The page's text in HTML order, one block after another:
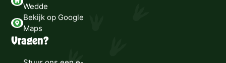
Wedde
Bekijk op Google
Maps
Vragen?